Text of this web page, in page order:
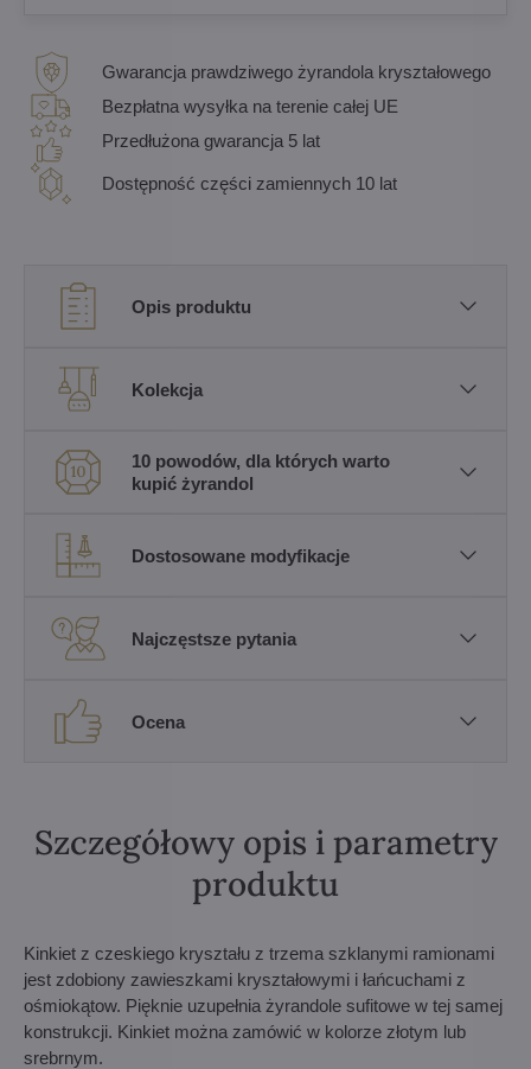
Gwarancja prawdziwego żyrandola kryształowego
Bezpłatna wysyłka na terenie całej UE
Przedłużona gwarancja 5 lat
Dostępność części zamiennych 10 lat
Opis produktu
Kolekcja
10 powodów, dla których warto
kupić żyrandol
Dostosowane modyfikacje
Najczęstsze pytania
Ocena
Szczegółowy opis i parametry
produktu
Kinkiet z czeskiego kryształu z trzema szklanymi ramionami
jest zdobiony zawieszkami kryształowymi i łańcuchami z
ośmiokątow. Pięknie uzupełnia żyrandole sufitowe w tej samej
konstrukcji. Kinkiet można zamówić w kolorze złotym lub
srebrnym.